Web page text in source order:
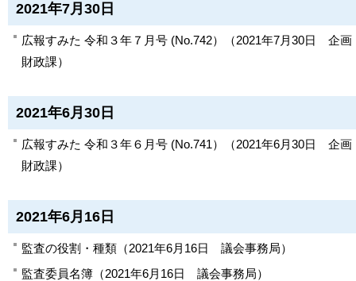
2021年7月30日
広報すみた 令和３年７月号 (No.742） （2021年7月30日
企画
財政課）
2021年6月30日
広報すみた 令和３年６月号 (No.741） （2021年6月30日
企画
財政課）
2021年6月16日
監査の役割・種類 （2021年6月16日 議会事務局）
監査委員名簿 （2021年6月16日 議会事務局）